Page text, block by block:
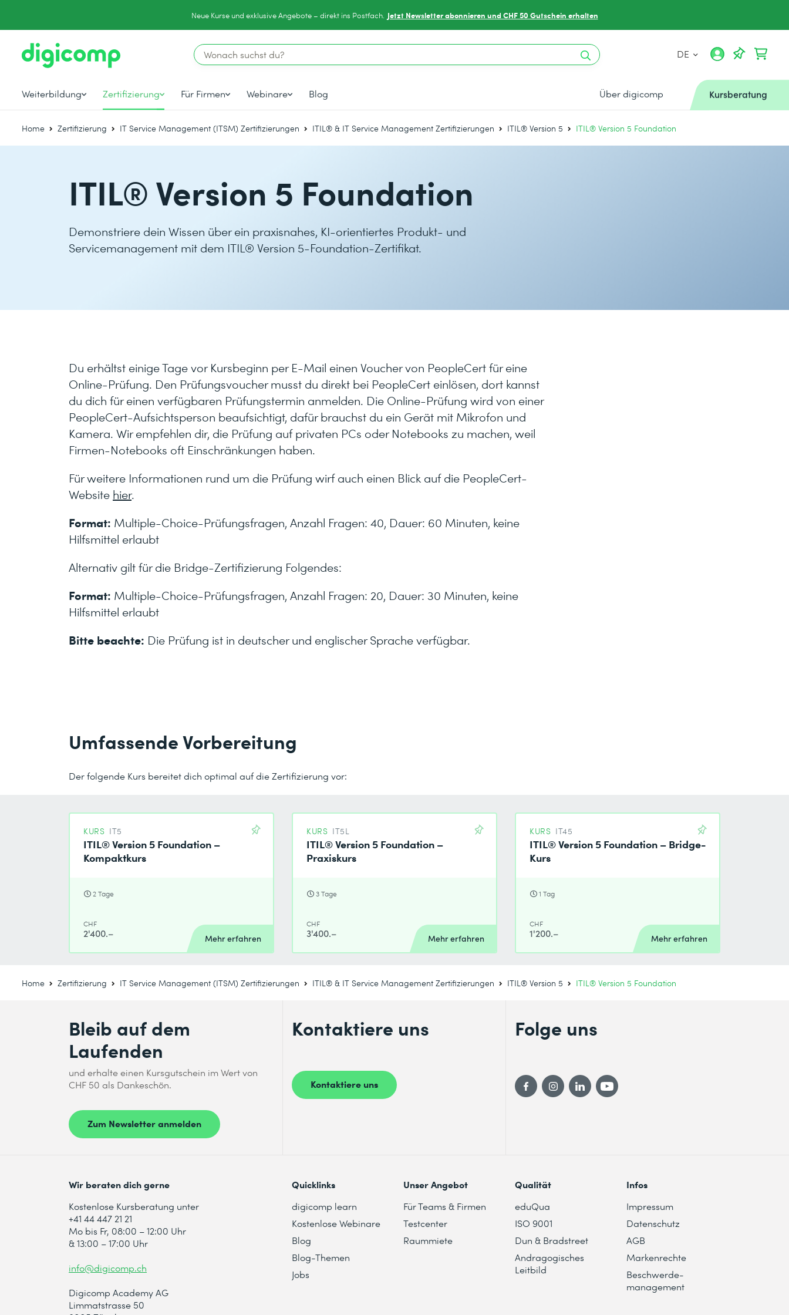
Neue Kurse und exklusive Angebote – direkt ins Postfach. Jetzt Newsletter abonnieren und CHF 50 Gutschein erhalten
DE
Weiterbildung Zertifizierung Für Firmen Webinare Blog Über digicomp Kursberatung
Home Zertifizierung IT Service Management (ITSM) Zertifizierungen ITIL® & IT Service Management Zertifizierungen ITIL® Version 5 ITIL® Version 5 Foundation
ITIL® Version 5 Foundation
Demonstriere dein Wissen über ein praxisnahes, KI-orientiertes Produkt- und
Servicemanagement mit dem ITIL® Version 5-Foundation-Zertifikat.
Du erhältst einige Tage vor Kursbeginn per E-Mail einen Voucher von PeopleCert für eine
Online-Prüfung. Den Prüfungsvoucher musst du direkt bei PeopleCert einlösen, dort kannst
du dich für einen verfügbaren Prüfungstermin anmelden. Die Online-Prüfung wird von einer
PeopleCert-Aufsichtsperson beaufsichtigt, dafür brauchst du ein Gerät mit Mikrofon und
Kamera. Wir empfehlen dir, die Prüfung auf privaten PCs oder Notebooks zu machen, weil
Firmen-Notebooks oft Einschränkungen haben.
Für weitere Informationen rund um die Prüfung wirf auch einen Blick auf die PeopleCert-
Website hier.
Format: Multiple-Choice-Prüfungsfragen, Anzahl Fragen: 40, Dauer: 60 Minuten, keine
Hilfsmittel erlaubt
Alternativ gilt für die Bridge-Zertifizierung Folgendes:
Format: Multiple-Choice-Prüfungsfragen, Anzahl Fragen: 20, Dauer: 30 Minuten, keine
Hilfsmittel erlaubt
Bitte beachte: Die Prüfung ist in deutscher und englischer Sprache verfügbar.
Umfassende Vorbereitung
Der folgende Kurs bereitet dich optimal auf die Zertifizierung vor:
KURS IT5
ITIL® Version 5 Foundation –
Kompaktkurs
2 Tage
CHF
2'400.– Mehr erfahren
KURS IT5L
ITIL® Version 5 Foundation –
Praxiskurs
3 Tage
CHF
3'400.– Mehr erfahren
KURS IT45
ITIL® Version 5 Foundation – Bridge-
Kurs
1 Tag
CHF
1'200.– Mehr erfahren
Home Zertifizierung IT Service Management (ITSM) Zertifizierungen ITIL® & IT Service Management Zertifizierungen ITIL® Version 5 ITIL® Version 5 Foundation
Bleib auf dem
Laufenden
und erhalte einen Kursgutschein im Wert von
CHF 50 als Dankeschön.
Zum Newsletter anmelden
Kontaktiere uns
Kontaktiere uns
Folge uns
Wir beraten dich gerne
Kostenlose Kursberatung unter
+41 44 447 21 21
Mo bis Fr, 08:00 – 12:00 Uhr
& 13:00 – 17:00 Uhr
info@digicomp.ch
Digicomp Academy AG
Limmatstrasse 50
Quicklinks
digicomp learn
Kostenlose Webinare
Blog
Blog-Themen
Jobs
Unser Angebot
Für Teams & Firmen
Testcenter
Raummiete
Qualität
eduQua
ISO 9001
Dun & Bradstreet
Andragogisches
Leitbild
Infos
Impressum
Datenschutz
AGB
Markenrechte
Beschwerde-
management